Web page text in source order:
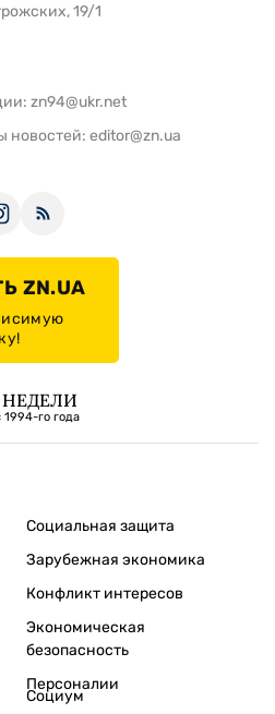
19/1
zn94@ukr.net
новостей: editor@zn.ua
ZN.UA
го года
Социальная защита
Зарубежная экономика
Конфликт интересов
Экономическая
безопасность
Персоналии
Социум